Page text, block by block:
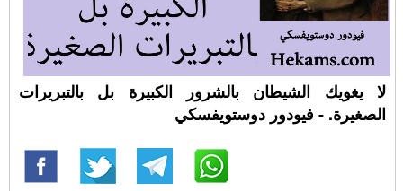
لا يغويك الشيطان بالشرور الكبيرة بل بالتبريرات
الصغيرة. - فيودور دوستويفسكي